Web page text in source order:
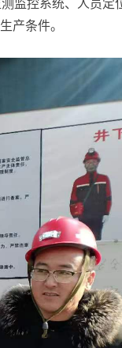
监控系统、人员定
产条件。